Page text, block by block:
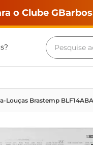
o Clube
Pesquise
Louças Brastemp
Termos